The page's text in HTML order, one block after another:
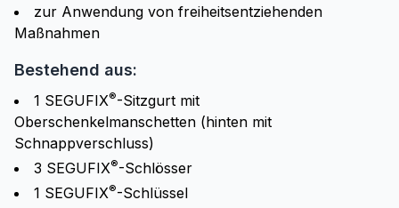
zur Anwendung von freiheitsentziehenden
Maßnahmen
Bestehend aus:
1 SEGUFIX®-Sitzgurt mit
Oberschenkelmanschetten (hinten mit
Schnappverschluss)
3 SEGUFIX®-Schlösser
1 SEGUFIX®-Schlüssel